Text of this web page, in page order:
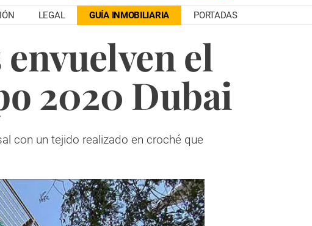
LEGAL GUÍA INMOBILIARIA PORTADAS
el
2020 Dubai
con un tejido realizado en croché que